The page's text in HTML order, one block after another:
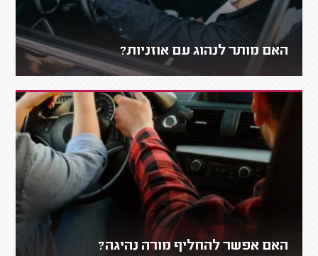
האם מותר לנהוג עם אוזניות?
האם אפשר להחליף מורה נהיגה?